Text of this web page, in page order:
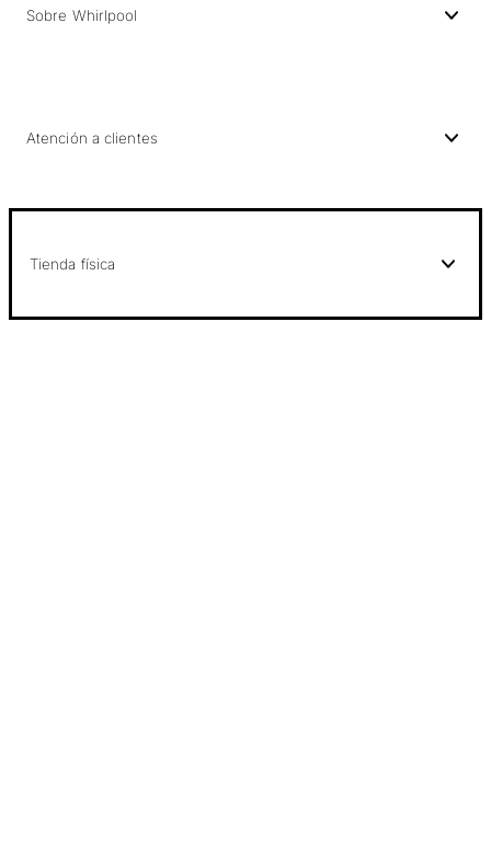
Sobre Whirlpool
Atención a clientes
Tienda física